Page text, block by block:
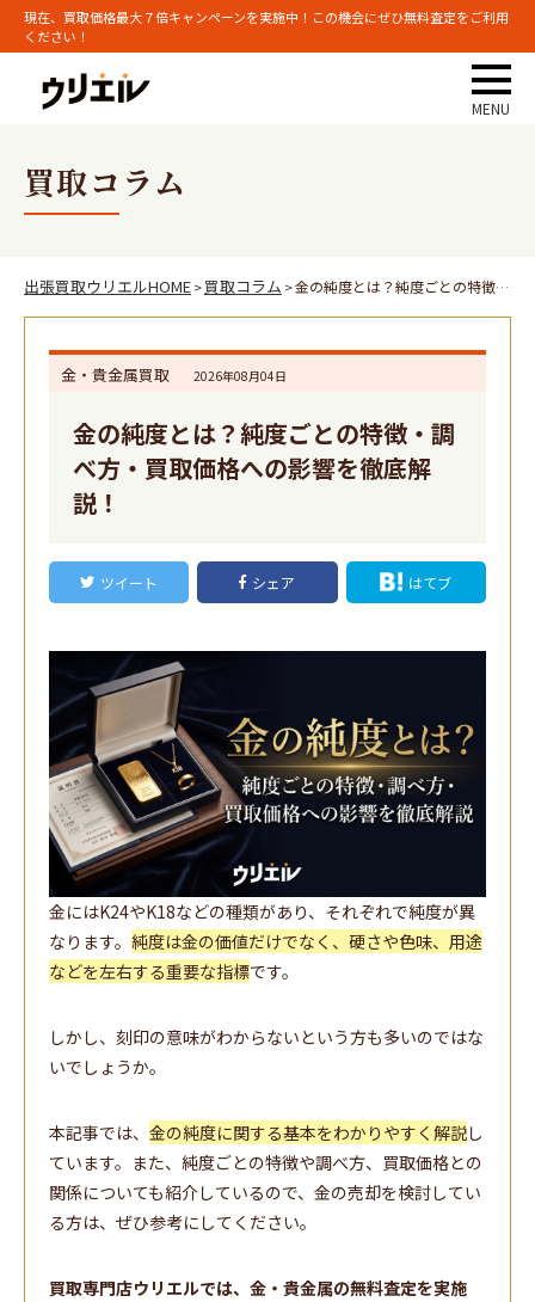
現在、買取価格最大７倍キャンペーンを実施中！この機会にぜひ無料査定をご利用
ください！
買取コラム
出張買取ウリエルHOME>買取コラム >金の純度とは？純度ごとの特徴・調べ方・買取価格への影響を徹底解説！
金・貴金属買取 2026年08月04日
金の純度とは？純度ごとの特徴・調
べ方・買取価格への影響を徹底解
説！
ツイート シェア はてブ
金にはK24やK18などの種類があり、それぞれで純度が異
なります。 純度は金の価値だけでなく、硬さや色味、用途
などを左右する重要な指標です。
しかし、刻印の意味がわからないという方も多いのではな
いでしょうか。
本記事では、 金の純度に関する基本をわかりやすく解説し
ています。また、純度ごとの特徴や調べ方、買取価格との
関係についても紹介しているので、金の売却を検討してい
る方は、ぜひ参考にしてください。
買取専門店ウリエルでは、金・貴金属の無料査定を実施